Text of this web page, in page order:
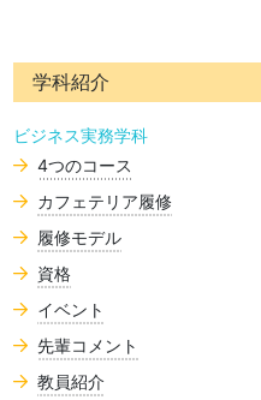
学科紹介
ビジネス実務学科
4つのコース
カフェテリア履修
履修モデル
資格
イベント
先輩コメント
教員紹介